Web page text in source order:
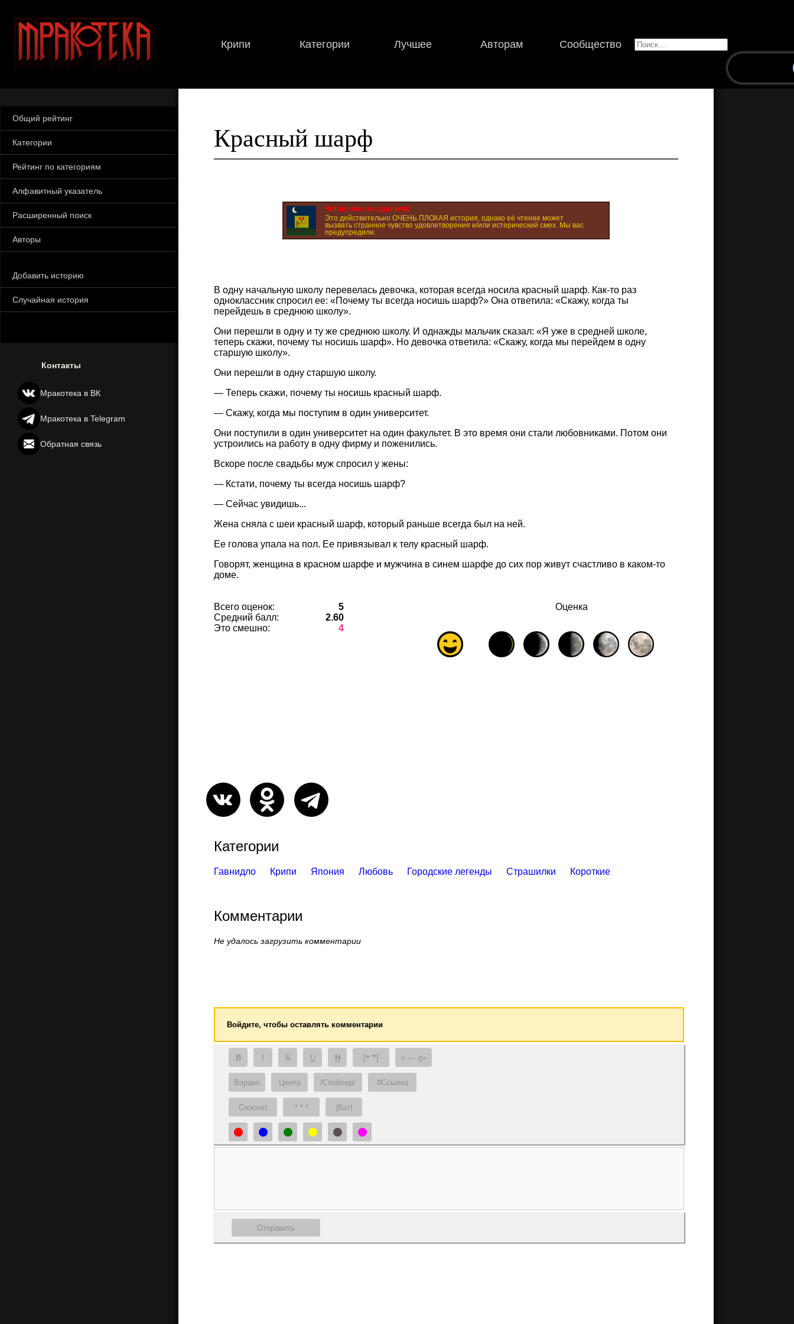
Крипи Категории Лучшее Авторам Сообщество
Общий рейтинг
Категории
Рейтинг по категориям
Алфавитный указатель
Расширенный поиск
Авторы
Добавить историю
Случайная история
Контакты
Мракотека в ВК
Мракотека в Telegram
Обратная связь
Красный шарф
Читай, пока не удалили!
Это действительно ОЧЕНЬ ПЛОХАЯ история, однако её чтение может
вызвать странное чувство удовлетворения и/или истерический смех. Мы вас
предупредили.
В одну начальную школу перевелась девочка, которая всегда носила красный шарф. Как-то раз
одноклассник спросил ее: «Почему ты всегда носишь шарф?» Она ответила: «Скажу, когда ты
перейдешь в среднюю школу».
Они перешли в одну и ту же среднюю школу. И однажды мальчик сказал: «Я уже в средней школе,
теперь скажи, почему ты носишь шарф». Но девочка ответила: «Скажу, когда мы перейдем в одну
старшую школу».
Они перешли в одну старшую школу.
— Теперь скажи, почему ты носишь красный шарф.
— Скажу, когда мы поступим в один университет.
Они поступили в один университет на один факультет. В это время они стали любовниками. Потом они
устроились на работу в одну фирму и поженились.
Вскоре после свадьбы муж спросил у жены:
— Кстати, почему ты всегда носишь шарф?
— Сейчас увидишь...
Жена сняла с шеи красный шарф, который раньше всегда был на ней.
Ее голова упала на пол. Ее привязывал к телу красный шарф.
Говорят, женщина в красном шарфе и мужчина в синем шарфе до сих пор живут счастливо в каком-то
доме.
Всего оценок:
5
Средний балл:
2.60
Это смешно:
4
Оценка
Категории
Гавнидло Крипи Япония Любовь Городские легенды Страшилки Короткие
Комментарии
Не удалось загрузить комментарии
Войдите, чтобы оставлять комментарии
B I S U H [❝ ❞] — q
Вправо Центр /Спойлер/ #Ссылка
Сноска1 * * * |Кат|